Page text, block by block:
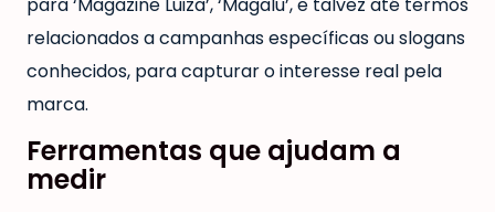
relacionados a campanhas específicas ou slogans
conhecidos, para capturar o interesse real pela
marca.
Ferramentas que ajudam a
medir